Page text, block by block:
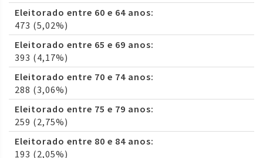
Eleitorado entre 60 e 64 anos:
473 (5,02%)
Eleitorado entre 65 e 69 anos:
393 (4,17%)
Eleitorado entre 70 e 74 anos:
288 (3,06%)
Eleitorado entre 75 e 79 anos:
259 (2,75%)
Eleitorado entre 80 e 84 anos:
193 (2,05%)